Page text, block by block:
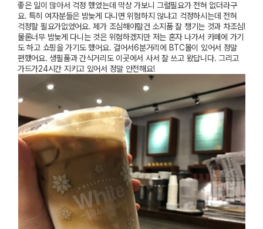
좋은 일이 많아서 걱정 했었는데 막상 가보니 그럴필요가 전혀 없더라구
요. 특히 여자분들은 밤늦게 다니면 위험하지 않냐고 걱정하시는데 전혀
걱정할 필요가없었어요.제가 조심해야할건 소지품 잘 챙기는 것과 차조심!
물론너무 밤늦게 다니는 것은 위험하겠지만 저는 혼자 나가서 카페에 가기
도 하고 쇼핑을 가기도 했어요. 걸어서6분거리에 BTC몰이 있어서 정말
편했어요. 생필품과 간식거리도 이곳에서 사서 잘 쓰고 왔답니다. 그리고
가드가24시간 지키고 있어서 정말 안전해요!